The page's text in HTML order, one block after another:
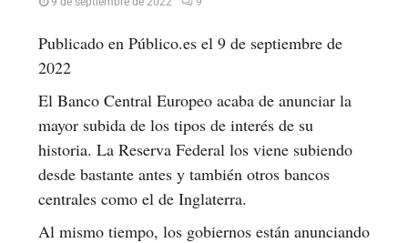
Publicado en Público.es el 9 de septiembre de
2022
El Banco Central Europeo acaba de anunciar la
mayor subida de los tipos de interés de su
historia. La Reserva Federal los viene subiendo
desde bastante antes y también otros bancos
centrales como el de Inglaterra.
Al mismo tiempo, los gobiernos están anunciando